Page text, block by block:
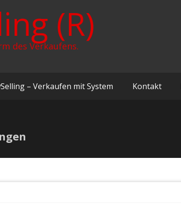
(R)
des Verkaufens.
– Verkaufen mit System Kontakt